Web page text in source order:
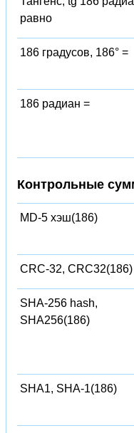
равно
186 градусов, 186° =
186 радиан =
Контрольные
MD-5 хэш(186)
CRC-32, CRC32(186)
SHA-256 hash,
SHA256(186)
SHA1, SHA-1(186)